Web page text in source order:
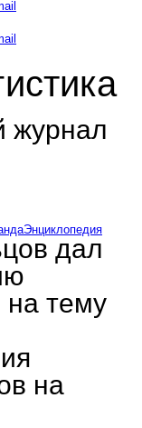
журнал
Энциклопедия
дал
на тему
на